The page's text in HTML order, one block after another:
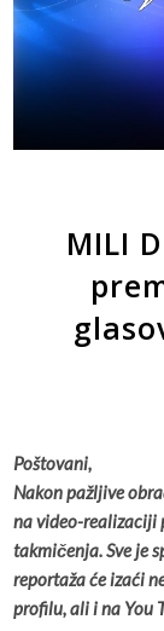
MILI
Poštovani,
Nakon pažljive
na video-realizaciji
takmičenja. Sve je
reportaža će izaći
profilu, ali i na You